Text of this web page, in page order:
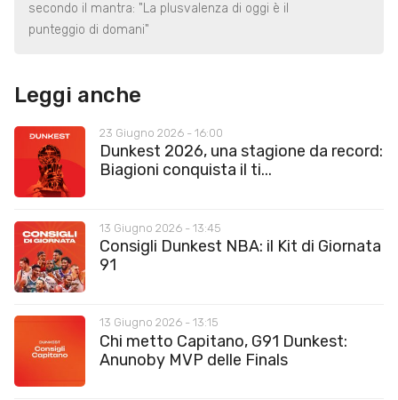
secondo il mantra: "La plusvalenza di oggi è il
punteggio di domani"
Leggi anche
23 Giugno 2026 - 16:00
Dunkest 2026, una stagione da record:
Biagioni conquista il ti...
13 Giugno 2026 - 13:45
Consigli Dunkest NBA: il Kit di Giornata
91
13 Giugno 2026 - 13:15
Chi metto Capitano, G91 Dunkest:
Anunoby MVP delle Finals